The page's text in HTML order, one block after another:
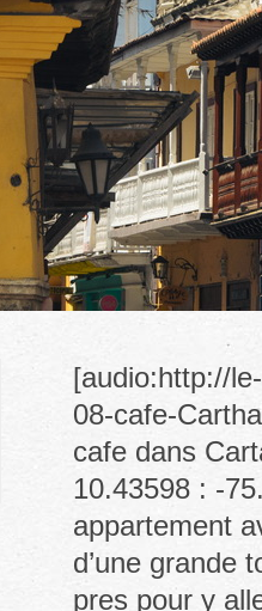
[audio:http://
08-cafe-
cafe dans
10.43598 : -
appartement
d’une grande
pres pour y